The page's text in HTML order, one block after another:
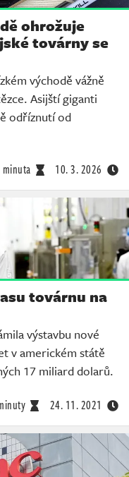
ohrožuje
továrny se
východě vážně
Asijští giganti
odříznutí od
minuta 10. 3. 2026
továrnu na
výstavbu nové
v americkém státě
17 miliard dolarů.
24. 11. 2021